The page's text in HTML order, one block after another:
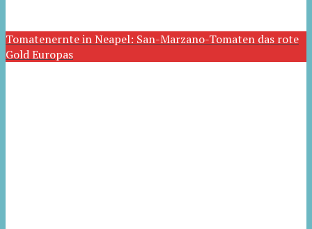
Tomatenernte in Neapel: San-Marzano-Tomaten das rote
Gold Europas